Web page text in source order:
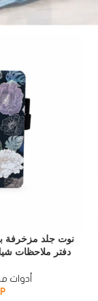
Show
9
12
دفتر ملاحظات شيك
أدوات